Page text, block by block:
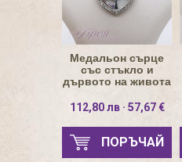
Медальон сърце
със стъкло и
дървото на живота
112,80 лв · 57,67 €
ПОРЪЧАЙ